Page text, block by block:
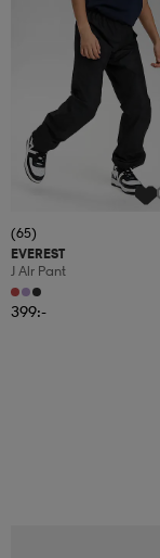
(65)
EVEREST
J Alr Pant
399:-